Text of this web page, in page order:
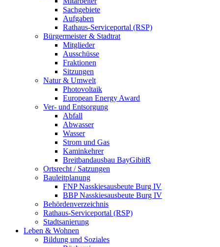
Sachgebiete
Aufgaben
Rathaus-Serviceportal (RSP)
Bürgermeister & Stadtrat
Mitglieder
Ausschüsse
Fraktionen
Sitzungen
Natur & Umwelt
Photovoltaik
European Energy Award
Ver- und Entsorgung
Abfall
Abwasser
Wasser
Strom und Gas
Kaminkehrer
Breitbandausbau BayGibitR
Ortsrecht / Satzungen
Bauleitplanung
FNP Nasskiesausbeute Burg IV
BBP Nasskiesausbeute Burg IV
Behördenverzeichnis
Rathaus-Serviceportal (RSP)
Stadtsanierung
Leben & Wohnen
Bildung und Soziales